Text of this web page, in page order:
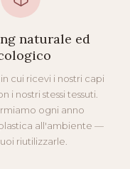
naturale ed
cui ricevi i nostri capi
i nostri stessi tessuti.
ogni anno
all'ambiente —
riutilizzarle.